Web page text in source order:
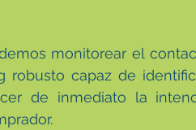
monitorear el
robusto capaz de
de inmediato la